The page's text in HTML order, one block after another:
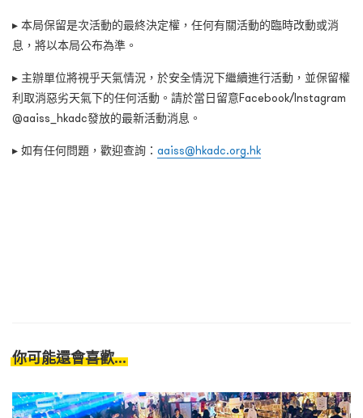
▸ 本局保留是次活動的最終決定權，任何有關活動的臨時改動或消
息，將以本局公布為準。
▸ 主辦單位將視乎天氣情況，於安全情況下繼續進行活動，並保留權
利取消惡劣天氣下的任何活動。請於當日留意Facebook/Instagram
@aaiss_hkadc發放的最新活動消息。
▸ 如有任何問題，歡迎查詢： aaiss@hkadc.org.hk
你可能還會喜歡...